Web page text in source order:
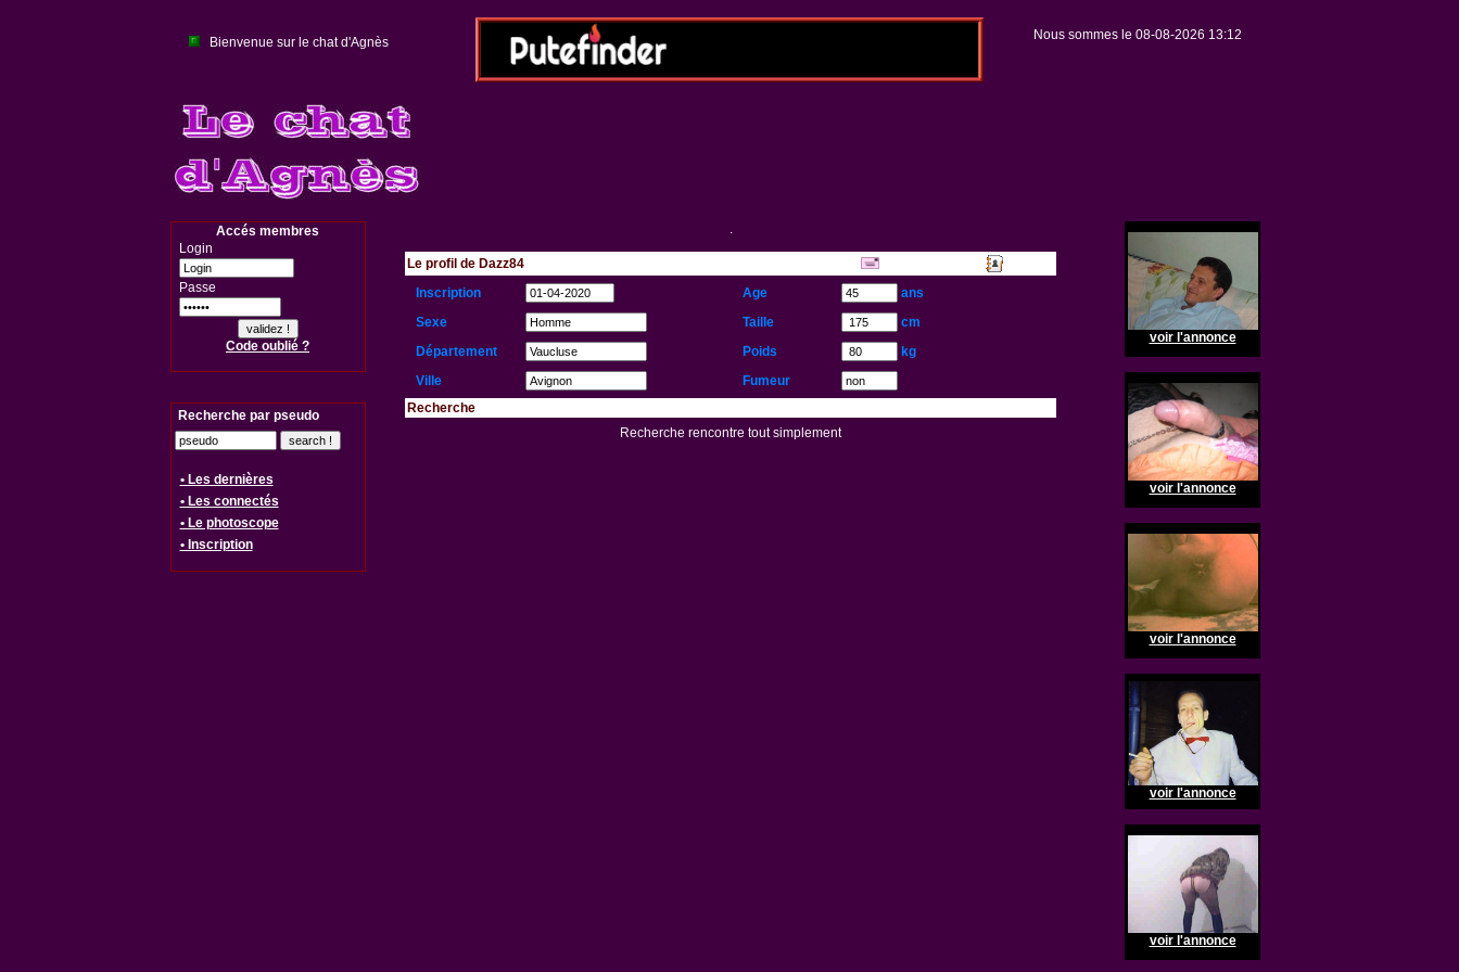
Bienvenue sur le chat d'Agnès Nous sommes le 08-08-2026 13:12
Accés membres
Login
Passe
Code oublié ?
Recherche par pseudo
• Les dernières
• Les connectés
• Le photoscope
• Inscription
.
Le profil de Dazz84
Inscription
Sexe
Département
Ville
Age
ans
Taille
cm
Poids
kg
Fumeur
Recherche
Recherche rencontre tout simplement
voir l'annonce
voir l'annonce
voir l'annonce
voir l'annonce
voir l'annonce